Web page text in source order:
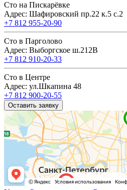
Сто на Пискарёвке
Адрес: Шафировский пр.22 к.5 с.2
+7 812 955-20-90
Сто в Парголово
Адрес: Выборгское ш.212В
+7 812 910-20-33
Сто в Центре
Адрес: ул.Шкапина 48
+7 812 900-20-55
Оставить заявку